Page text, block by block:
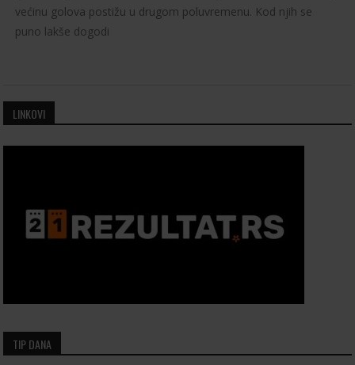
većinu golova postižu u drugom poluvremenu. Kod njih se
puno lakše dogodi
LINKOVI
TIP DANA